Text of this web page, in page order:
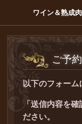
ワイン＆熟成
ご予
以下のフォーム
「送信内容を
ださい。